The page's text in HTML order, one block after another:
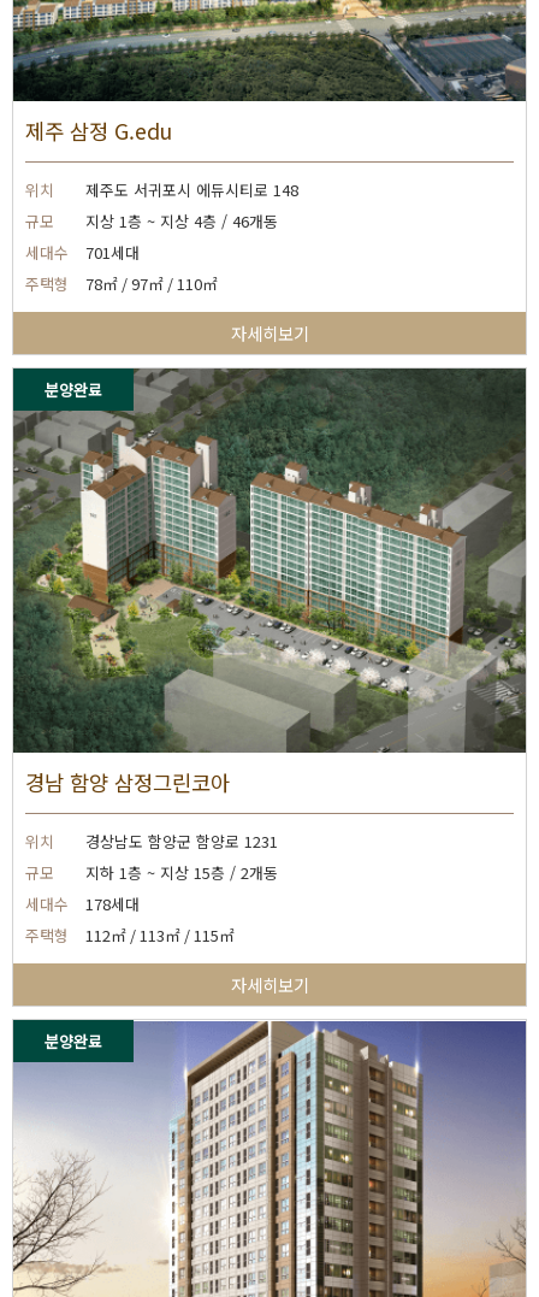
제주 삼정 G.edu
위치
제주도 서귀포시 에듀시티로 148
규모
지상 1층 ~ 지상 4층 / 46개동
세대수
701세대
주택형
78㎡ / 97㎡ / 110㎡
자세히보기
분양완료
경남 함양 삼정그린코아
위치
경상남도 함양군 함양로 1231
규모
지하 1층 ~ 지상 15층 / 2개동
세대수
178세대
주택형
112㎡ / 113㎡ / 115㎡
자세히보기
분양완료